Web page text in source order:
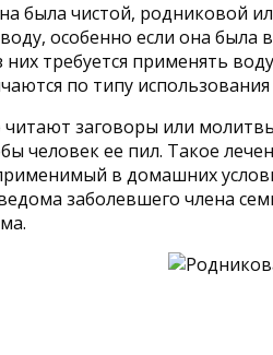
была чистой, родниковой
особенно если она была
требуется применять
по типу
заговоры или
человек ее пил. Такое
в домашних
заболевшего члена